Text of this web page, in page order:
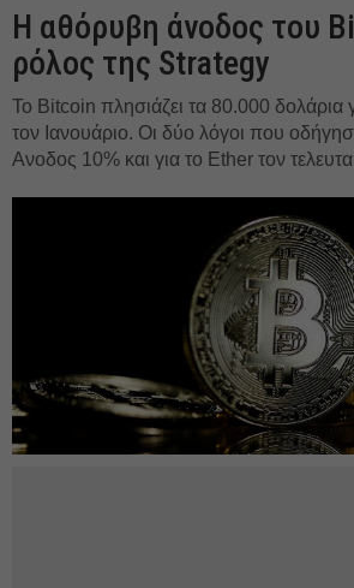
Η αθόρυβη άνοδος του
ρόλος της Strategy
Το Bitcoin πλησιάζει τα 80.000
τον Ιανουάριο. Οι δύο λόγοι που
Ανοδος 10% και για το Ether τον